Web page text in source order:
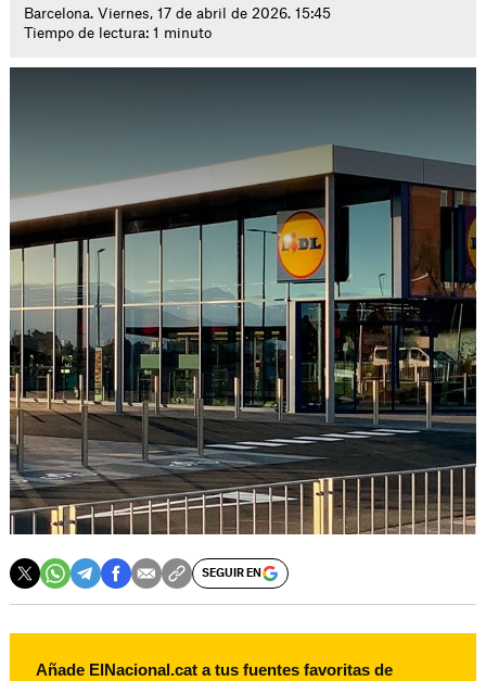
Barcelona. Viernes, 17 de abril de 2026. 15:45
Tiempo de lectura: 1 minuto
SEGUIR EN
Añade ElNacional.cat a tus fuentes favoritas de